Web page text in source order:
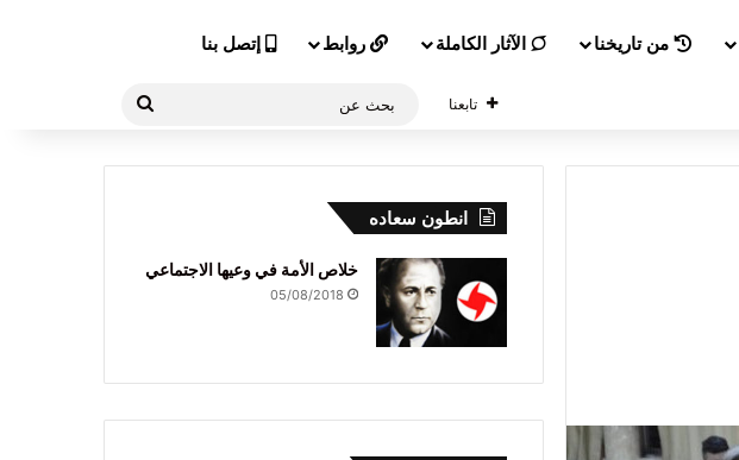
من تاريخنا الآثار الكاملة روابط إتصل بنا
تابعنا
انطون سعاده
خلاص الأمة في وعيها الاجتماعي
05/08/2018